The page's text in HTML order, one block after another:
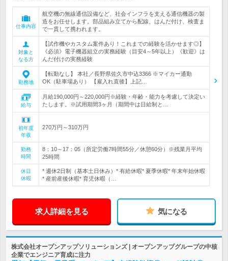
仕事内容
航空機の無線通信設備など、社会インフラを支える通信機器の製
造をお任せします。部品組み立てから配線、はんだ付け、検査ま
で一貫して携われます。
対象と
なる方
【試作機やカスタム案件あり！これまでの経験を活かせます◎】
《必須》電子機器組立の実務経験（目安4～5年以上）《歓迎》は
んだ付けの実務経験
勤務地
【転勤なし】 本社／長野県佐久市中込3366 ※マイカー通勤
OK（駐車場あり） 【雇入れ直後】上記…
給与
月給190,000円～220,000円※経験・年齢・能力を考慮して決定い
たします。※試用期間3ヶ月（期間中は日給制と…
初年度
年収
270万円～310万円
勤務
時間
8：10～17：05（所定労働7時間55分／休憩60分）※残業月平均
25時間
休日
休暇
* 週休2日制（基本土日休み）* 有給休暇* 夏季休暇* 年末年始休暇
* 産前産後休暇* 育児休暇（…
求人詳細を見る 気になる
株式会社オープンアップソリューションズ | オープンアップグループの中核
企業でエンジニア育成に注力